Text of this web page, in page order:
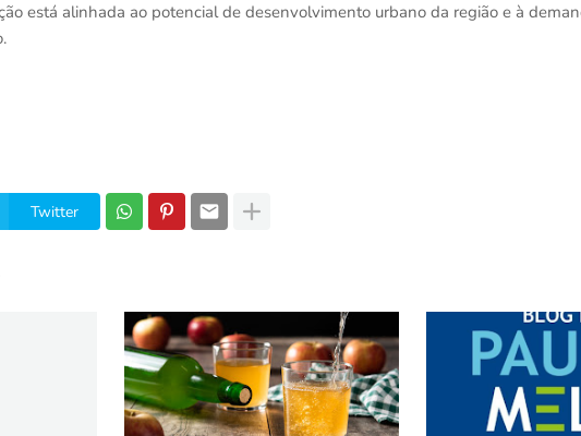
está alinhada ao potencial de desenvolvimento urbano da região e à
Twitter